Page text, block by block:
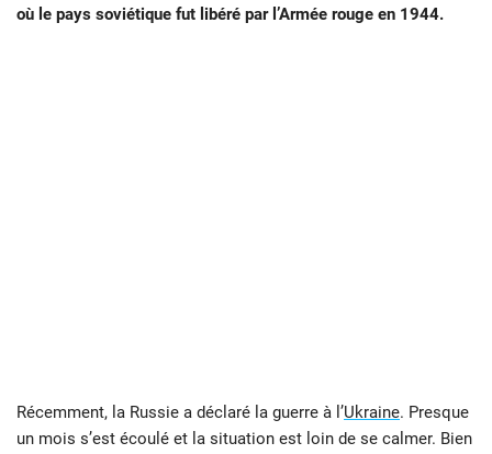
où le pays soviétique fut libéré par l’Armée rouge en 1944.
Récemment, la Russie a déclaré la guerre à l’Ukraine. Presque
un mois s’est écoulé et la situation est loin de se calmer. Bien